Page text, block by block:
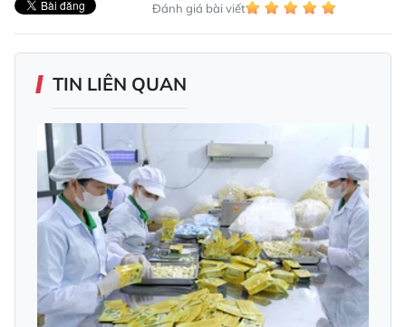
Đánh giá bài viết
TIN LIÊN QUAN